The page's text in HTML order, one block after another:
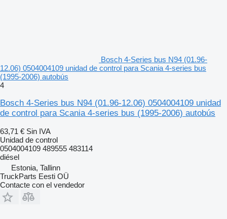
Bosch 4-Series bus N94 (01.96-
12.06) 0504004109 unidad de control para Scania 4-series bus
(1995-2006) autobús
4
Bosch 4-Series bus N94 (01.96-12.06) 0504004109 unidad
de control para Scania 4-series bus (1995-2006) autobús
63,71 € Sin IVA
Unidad de control
0504004109 489555 483114
diésel
Estonia, Tallinn
TruckParts Eesti OÜ
Contacte con el vendedor